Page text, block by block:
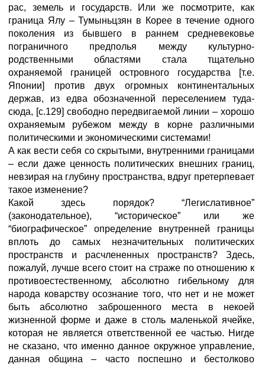
рас, земель и государств. Или же посмотрите, как
граница Ялу – Тумыньцзян в Корее в течение одного
поколения из бывшего в раннем средневековье
пограничного предполья между культурно-
родственными областями стала тщательно
охраняемой границей островного государства [т.е.
Японии] против двух огромных континентальных
держав, из едва обозначенной переселением туда-
сюда, [с.129] свободно передвигаемой линии – хорошо
охраняемым рубежом между в корне различными
политическими и экономическими системами!
А как вести себя со скрытыми, внутренними границами
– если даже ценность политических внешних границ,
невзирая на глубину пространства, вдруг претерпевает
такое изменение?
Какой здесь порядок? “Легислативное”
(законодательное), “историческое” или же
“биографическое” определение внутренней границы
вплоть до самых незначительных политических
пространств и расчлененных пространств? Здесь,
пожалуй, лучше всего стоит на страже по отношению к
противоестественному, абсолютно гибельному для
народа коварству осознание того, что нет и не может
быть абсолютно заброшенного места в некоей
жизненной форме и даже в столь маленькой ячейке,
которая не является ответственной ее частью. Нигде
не сказано, что именно данное окружное управление,
данная община – часто поспешно и бестолково